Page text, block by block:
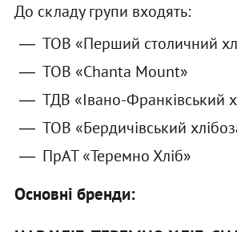
До складу групи входять:
ТОВ «Перший столичний
ТОВ «Chanta Mount»
ТДВ «Івано-Франківський
ТОВ «Бердичівський
ПрАТ «Теремно Хліб»
Основні бренди: